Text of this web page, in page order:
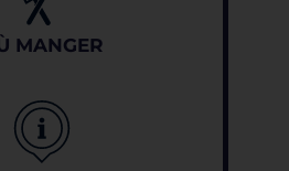
MANGER